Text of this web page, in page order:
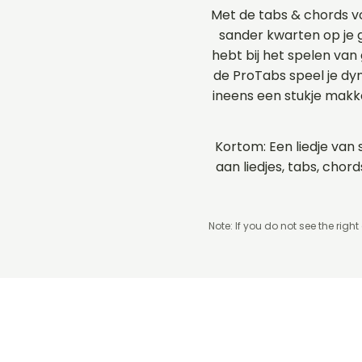
Met de tabs & chords
sander kwarten op je
hebt bij het spelen van
de ProTabs speel je
ineens een stukje
Kortom: Een liedje
aan liedjes, tabs,
Note: If you do not see the